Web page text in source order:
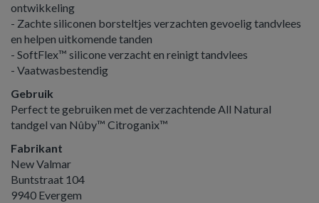
ontwikkeling
- Zachte siliconen borsteltjes verzachten gevoelig tandvlees
en helpen uitkomende tanden
- SoftFlex™ silicone verzacht en reinigt tandvlees
- Vaatwasbestendig
Gebruik
Perfect te gebruiken met de verzachtende All Natural
tandgel van Nûby™ Citroganix™
Fabrikant
New Valmar
Buntstraat 104
9940 Evergem